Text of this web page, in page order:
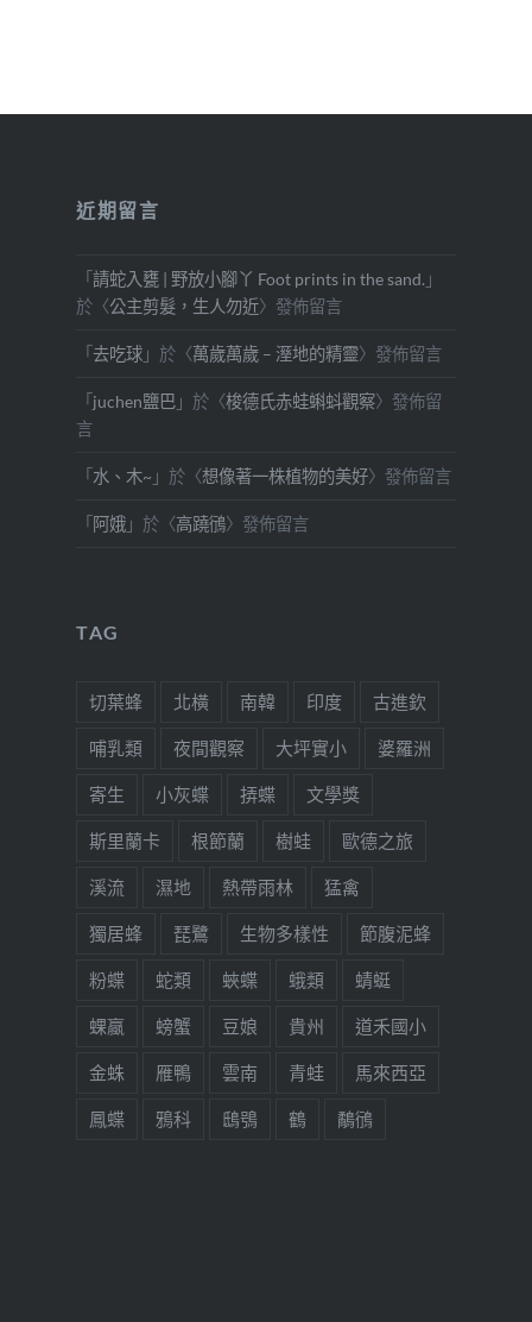
近期留言
「請蛇入甕 | 野放小腳丫 Foot prints in the sand. 」
於〈公主剪髮，生人勿近〉發佈留言
「去吃球」於〈萬歲萬歲 – 溼地的精靈〉發佈留言
「 juchen鹽巴」於〈梭德氏赤蛙蝌蚪觀察〉發佈留
言
「 水、木~ 」於〈想像著一株植物的美好〉發佈留言
「 阿娥」於〈高蹺鴴〉發佈留言
TAG
切葉蜂 北橫 南韓 印度 古進欽
哺乳類 夜間觀察 大坪實小 婆羅洲
寄生 小灰蝶 挵蝶 文學獎
斯里蘭卡 根節蘭 樹蛙 歐德之旅
溪流 濕地 熱帶雨林 猛禽
獨居蜂 琵鷺 生物多樣性 節腹泥蜂
粉蝶 蛇類 蛺蝶 蛾類 蜻蜓
蜾蠃 螃蟹 豆娘 貴州 道禾國小
金蛛 雁鴨 雲南 青蛙 馬來西亞
鳳蝶 鴉科 鴟鴞 鶴 鷸鴴